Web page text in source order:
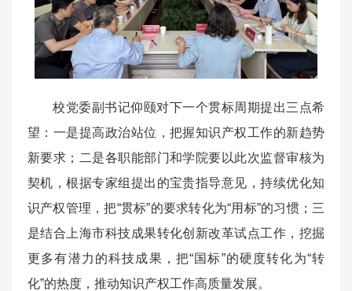
校党委副书记仰颐对下一个贯标周期提出三点希
望：一是提高政治站位，把握知识产权工作的新趋势
新要求；二是各职能部门和学院要以此次监督审核为
契机，根据专家组提出的宝贵指导意见，持续优化知
识产权管理，把“贯标”的要求转化为“用标”的习惯；三
是结合上海市科技成果转化创新改革试点工作，挖掘
更多有潜力的科技成果，把“国标”的硬度转化为“转
化”的热度，推动知识产权工作高质量发展。